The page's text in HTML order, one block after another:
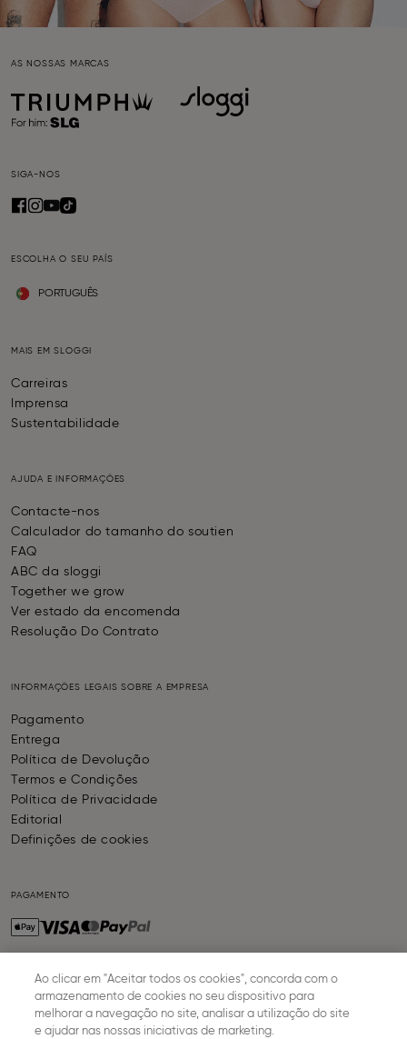
AS NOSSAS MARCAS
SIGA-NOS
ESCOLHA O SEU PAÍS
PORTUGUÊS
MAIS EM SLOGGI
Carreiras
Imprensa
Sustentabilidade
AJUDA E INFORMAÇÕES
Contacte-nos
Calculador do tamanho do soutien
FAQ
ABC da sloggi
Together we grow
Ver estado da encomenda
Resolução Do Contrato
INFORMAÇÕES LEGAIS SOBRE A EMPRESA
Pagamento
Entrega
Política de Devolução
Termos e Condições
Política de Privacidade
Editorial
Definições de cookies
PAGAMENTO
Ao clicar em "Aceitar todos os cookies", concorda com o
armazenamento de cookies no seu dispositivo para
melhorar a navegação no site, analisar a utilização do site
e ajudar nas nossas iniciativas de marketing.